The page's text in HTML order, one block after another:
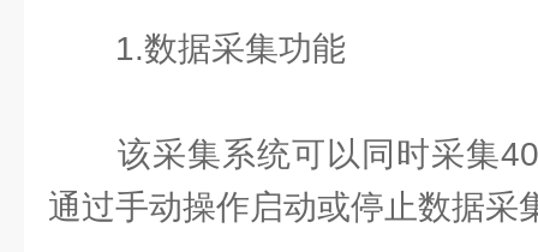
1.数据采集功能
该采集系统可以同时采集40
通过手动操作启动或停止数据采